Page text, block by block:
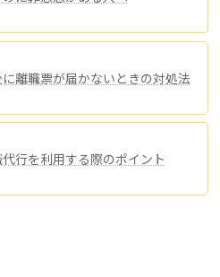
離職票が届かないときの対処法
行を利用する際のポイント